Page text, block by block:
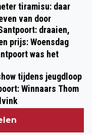
tiramisu: daar
van door
draaien,
prijs: Woensdag
was het
tijdens jeugdloop
Winnaars Thom